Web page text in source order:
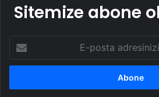
Sitemize abone
posta
adresinizi